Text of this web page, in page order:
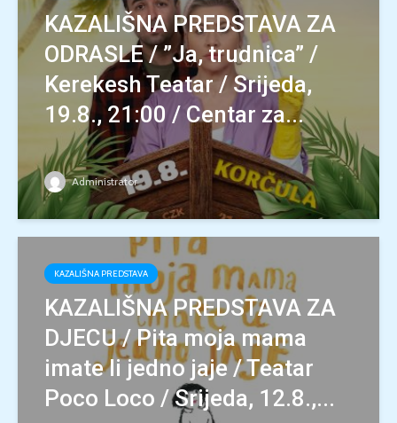
KAZALIŠNA PREDSTAVA ZA
ODRASLE / ”Ja, trudnica” /
Kerekesh Teatar / Srijeda,
19.8., 21:00 / Centar za...
Administrator
KAZALIŠNA PREDSTAVA
KAZALIŠNA PREDSTAVA ZA
DJECU / Pita moja mama
imate li jedno jaje / Teatar
Poco Loco / Srijeda, 12.8.,...